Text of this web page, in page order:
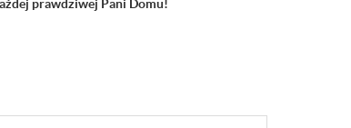
prawdziwej Pani Domu!